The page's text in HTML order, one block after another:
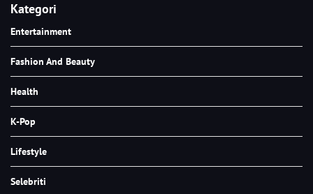
Kategori
Entertainment
Fashion And Beauty
Health
K-Pop
Lifestyle
Selebriti